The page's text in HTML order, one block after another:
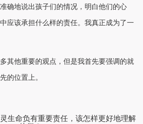
确地说出孩子们的情况，明白他们的心
应该承担什么样的责任。我真正成为了一
其他重要的观点，但是我首先要强调的就
的位置上。
生命负有重要责任，该怎样更好地理解